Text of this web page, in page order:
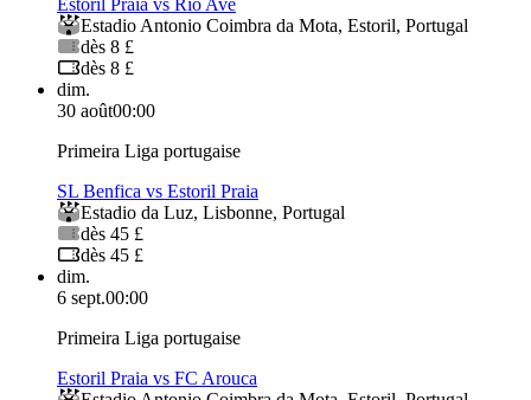
Estoril Praia vs Rio Ave
Estadio Antonio Coimbra da Mota, Estoril, Portugal
dès 8 £
dès 8 £
dim.
30 août00:00
Primeira Liga portugaise
SL Benfica vs Estoril Praia
Estadio da Luz, Lisbonne, Portugal
dès 45 £
dès 45 £
dim.
6 sept.00:00
Primeira Liga portugaise
Estoril Praia vs FC Arouca